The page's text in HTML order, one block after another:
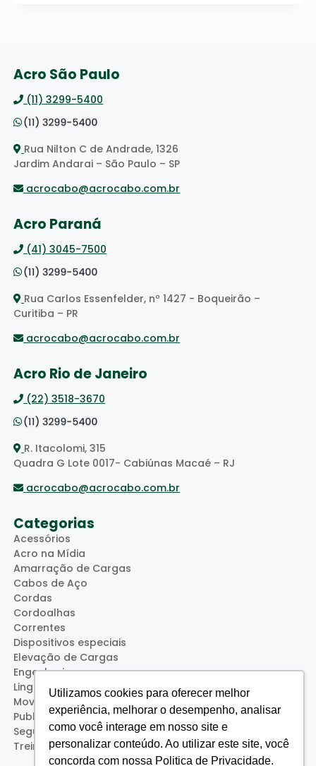
Utilizamos cookies para oferecer melhor
experiência, melhorar o desempenho, analisar
como você interage em nosso site e
personalizar conteúdo. Ao utilizar este site, você
concorda com nossa Politica de Privacidade.
Acro São Paulo
(11) 3299-5400
Rua Nilton C de Andrade, 1326
Jardim Andarai – São Paulo – SP
acrocabo@acrocabo.com.br
Acro Paraná
(41) 3045-7500
Rua Carlos Essenfelder, nº 1427 - Boqueirão –
Curitiba – PR
acrocabo@acrocabo.com.br
Acro Rio de Janeiro
(22) 3518-3670
R. Itacolomi, 315
Quadra G Lote 0017- Cabiúnas Macaé – RJ
acrocabo@acrocabo.com.br
Categorias
Acessórios
Acro na Mídia
Amarração de Cargas
Cabos de Aço
Cordas
Cordoalhas
Correntes
Dispositivos especiais
Elevação de Cargas
Engenharia
Lingas
Movimentação de Cargas
Publicações
Segurança
Treinamentos (Acro Service)